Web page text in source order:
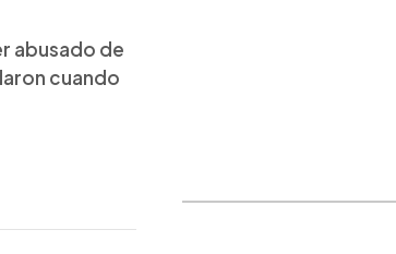
abusado de
cuando